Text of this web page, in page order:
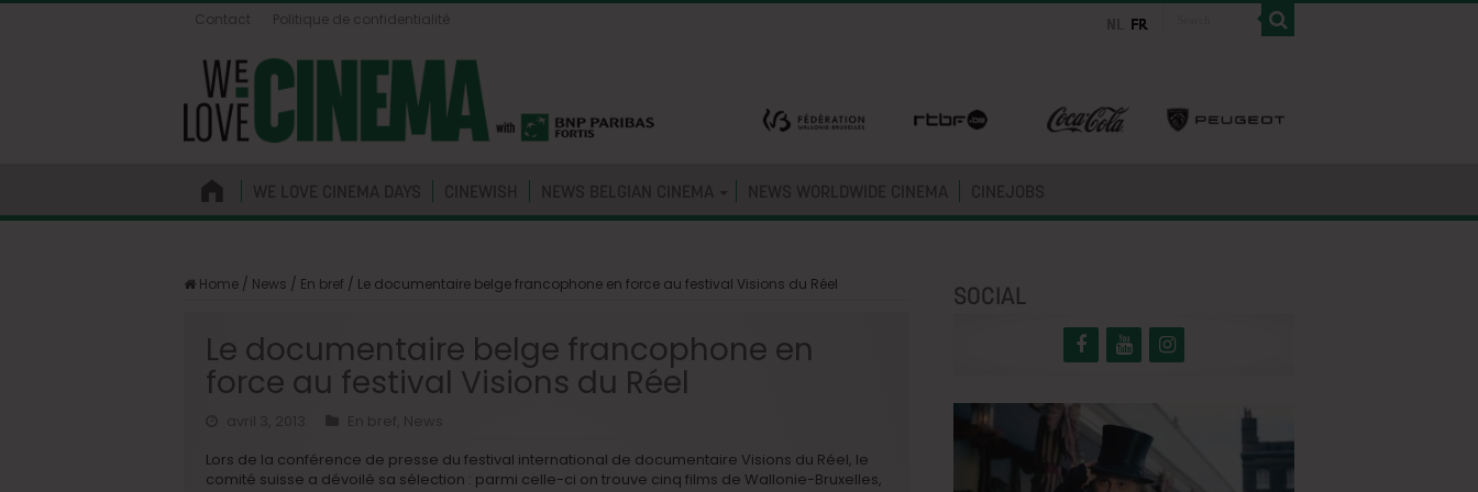
Contact Politique de confidentialité
WE LOVE CINEMA DAYS CINEWISH NEWS BELGIAN CINEMA NEWS WORLDWIDE CINEMA CINEJOBS
Home / News / En bref / Le documentaire belge francophone en force au festival Visions du Réel
Le documentaire belge francophone en
force au festival Visions du Réel
Lors de la conférence de presse du festival international de documentaire Visions du Réel, le
comité suisse a dévoilé sa sélection : parmi celle-ci on trouve cinq films de Wallonie-Bruxelles,
SOCIAL